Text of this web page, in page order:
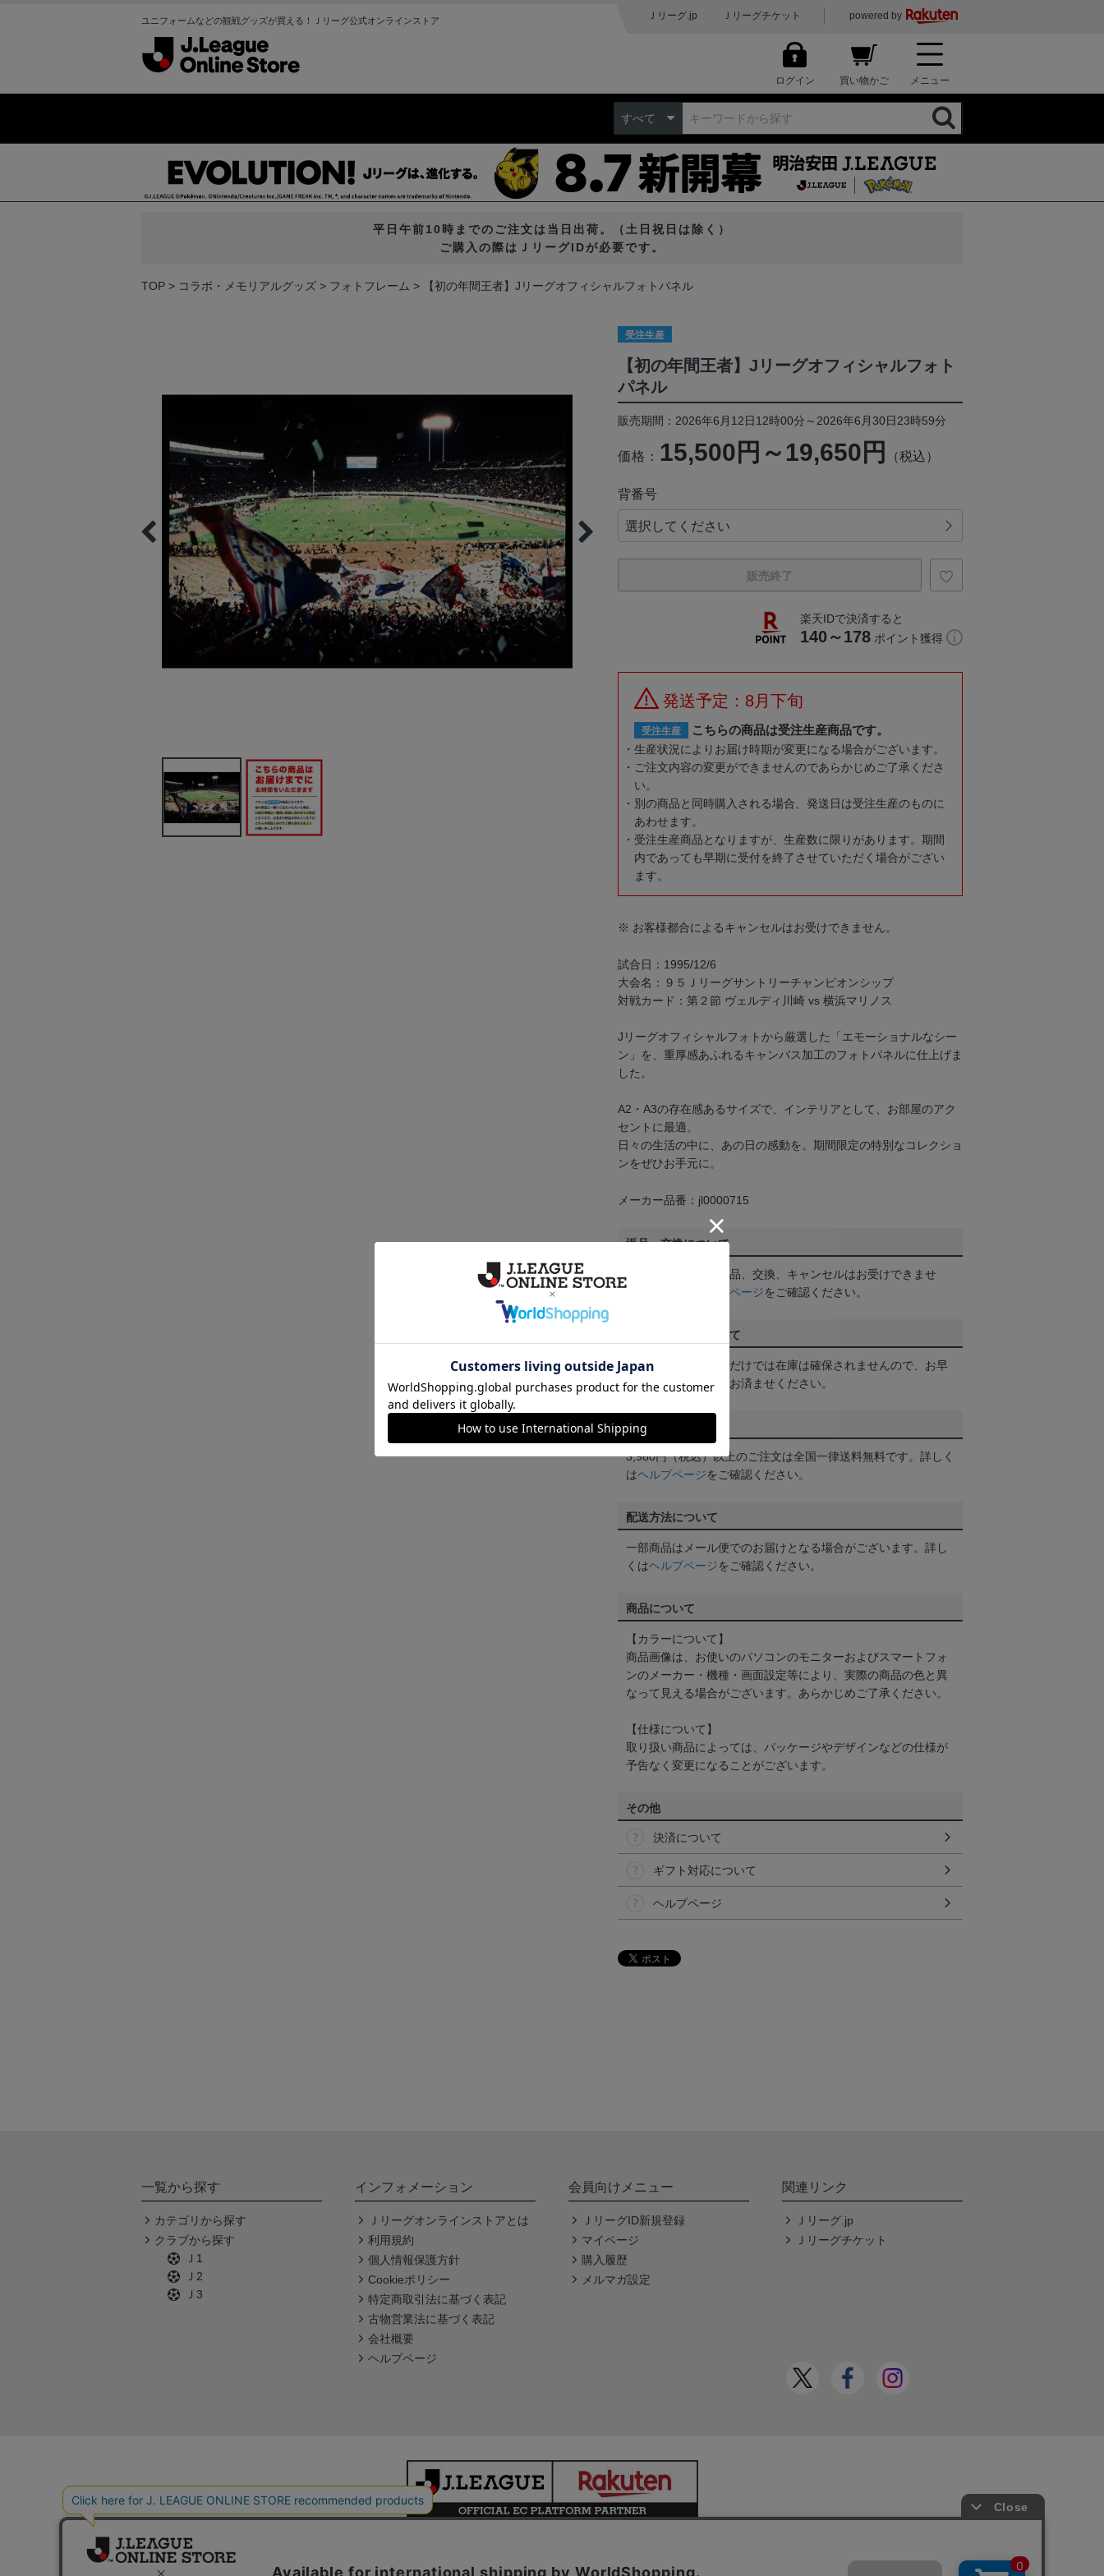
ユニフォームなどの観戦グッズが買える！Ｊリーグ公式オンラインストア Ｊリーグ.jp Ｊリーグチケット powered by
ログイン 買い物かご メニュー
すべて
平日午前10時までのご注文は当日出荷。（土日祝日は除く）
ご購入の際はＪリーグIDが必要です。
TOP コラボ・メモリアルグッズ フォトフレーム 【初の年間王者】Jリーグオフィシャルフォトパネル
受注生産
【初の年間王者】Jリーグオフィシャルフォト
パネル
販売期間：2026年6月12日12時00分～2026年6月30日23時59分
価格： 15,500円～19,650円 （税込）
背番号
販売終了
楽天IDで決済すると
140～178 ポイント獲得
発送予定：8月下旬
受注生産 こちらの商品は受注生産商品です。
生産状況によりお届け時期が変更になる場合がございます。
ご注文内容の変更ができませんのであらかじめご了承くださ
い。
別の商品と同時購入される場合、発送日は受注生産のものに
あわせます。
受注生産商品となりますが、生産数に限りがあります。期間
内であっても早期に受付を終了させていただく場合がござい
ます。
※ お客様都合によるキャンセルはお受けできません。
試合日：1995/12/6
大会名：９５Ｊリーグサントリーチャンピオンシップ
対戦カード：第２節 ヴェルディ川崎 vs 横浜マリノス
Jリーグオフィシャルフォトから厳選した「エモーショナルなシー
ン」を、重厚感あふれるキャンバス加工のフォトパネルに仕上げま
した。
A2・A3の存在感あるサイズで、インテリアとして、お部屋のアク
セントに最適。
日々の生活の中に、あの日の感動を。期間限定の特別なコレクショ
ンをぜひお手元に。
メーカー品番：jl0000715
返品・交換について
お客様都合による返品、交換、キャンセルはお受けできませ
ん。詳しくは
ヘルプページをご確認ください。
ご注文の確定について
買い物かごに入れるだけでは在庫は確保されませんので、お早
めにご購入手続きをお済ませください。
送料について
3,980円（税込）以上のご注文は全国一律送料無料です。詳しく
はヘルプページをご確認ください。
配送方法について
一部商品はメール便でのお届けとなる場合がございます。詳し
くはヘルプページをご確認ください。
商品について
【カラーについて】
商品画像は、お使いのパソコンのモニターおよびスマートフォ
ンのメーカー・機種・画面設定等により、実際の商品の色と異
なって見える場合がございます。あらかじめご了承ください。
【仕様について】
取り扱い商品によっては、パッケージやデザインなどの仕様が
予告なく変更になることがございます。
その他
決済について
ギフト対応について
ヘルプページ
一覧から探す
カテゴリから探す
クラブから探す
Ｊ1
Ｊ2
Ｊ3
インフォメーション
Ｊリーグオンラインストアとは
利用規約
個人情報保護方針
Cookieポリシー
特定商取引法に基づく表記
古物営業法に基づく表記
会社概要
ヘルプページ
会員向けメニュー
ＪリーグID新規登録
マイページ
購入履歴
メルマガ設定
関連リンク
Ｊリーグ.jp
Ｊリーグチケット
本サイトで使用している文章・画像等の無断での複製・転載を禁止します。